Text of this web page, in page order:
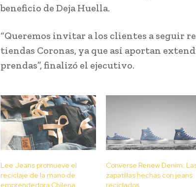
beneficio de Deja Huella.
“Queremos invitar a los clientes a seguir
tiendas Coronas, ya que así aportan
prendas”, finalizó el ejecutivo.
Lee Jeans promueve el
reciclaje de la mano de
emprendedora Chilena
Converse Renew Denim:
zapatillas hechas con jeans
reciclados